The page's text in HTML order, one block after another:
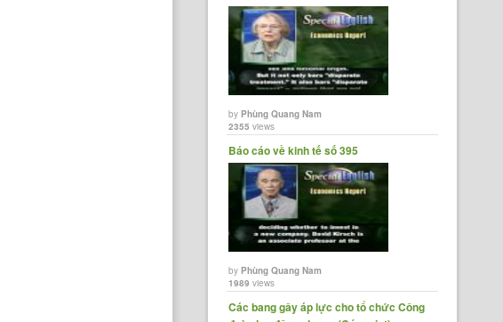
byPhùng Quang Nam
2355 views
Báo cáo về kinh tế số 395
byPhùng Quang Nam
1989 views
Các bang gây áp lực cho tổ chức Công